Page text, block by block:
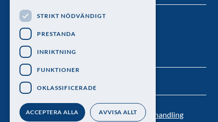
Kontakt Nyhetsbrev Personuppgiftsbehandling
Följ oss
STRIKT NÖDVÄNDIGT
PRESTANDA
INRIKTNING
FUNKTIONER
OKLASSIFICERADE
ACCEPTERA ALLA AVVISA ALLT